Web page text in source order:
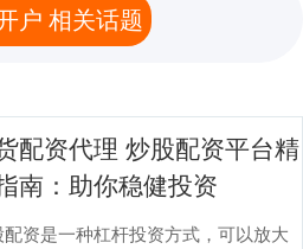
户 相关话题
配资代理 炒股配资平台精
南：助你稳健投资
资是一种杠杆投资方式，可以放大